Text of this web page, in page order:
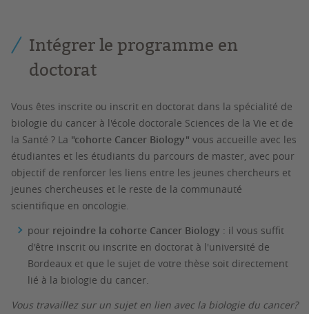
Intégrer le programme en
doctorat
Vous êtes inscrite ou inscrit en doctorat dans la spécialité de
biologie du cancer à l'école doctorale Sciences de la Vie et de
la Santé ? La "cohorte Cancer Biology" vous accueille avec les
étudiantes et les étudiants du parcours de master, avec pour
objectif de renforcer les liens entre les jeunes chercheurs et
jeunes chercheuses et le reste de la communauté
scientifique en oncologie.
pour rejoindre la cohorte Cancer Biology : il vous suffit
d'être inscrit ou inscrite en doctorat à l'université de
Bordeaux et que le sujet de votre thèse soit directement
lié à la biologie du cancer.
Vous travaillez sur un sujet en lien avec la biologie du cancer?